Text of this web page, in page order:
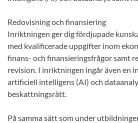
Redovisning och finansiering
Inriktningen ger dig fördjupade
med kvalificerade uppgifter inom
finans- och finansieringsfrågor samt
revision. I inriktningen ingår även en
artificiell intelligens (AI) och
beskattningsrätt.
På samma sätt som under